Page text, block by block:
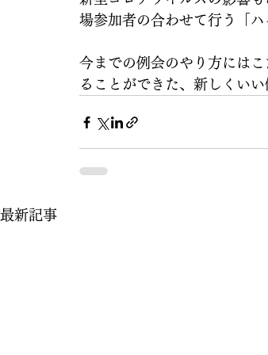
場参加者の合わせて行う「
今までの例会のやり方には
ることができた、新しくいい
最新記事